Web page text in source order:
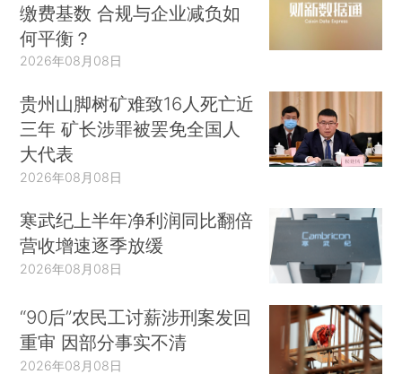
缴费基数 合规与企业减负如
何平衡？
2026年08月08日
贵州山脚树矿难致16人死亡近
三年 矿长涉罪被罢免全国人
大代表
2026年08月08日
寒武纪上半年净利润同比翻倍
营收增速逐季放缓
2026年08月08日
“90后”农民工讨薪涉刑案发回
重审 因部分事实不清
2026年08月08日